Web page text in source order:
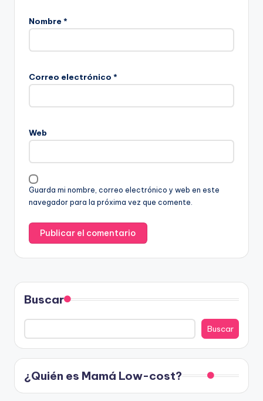
Nombre *
Correo electrónico *
Web
Guarda mi nombre, correo electrónico y web en este
navegador para la próxima vez que comente.
Buscar
Buscar
¿Quién es Mamá Low-cost?